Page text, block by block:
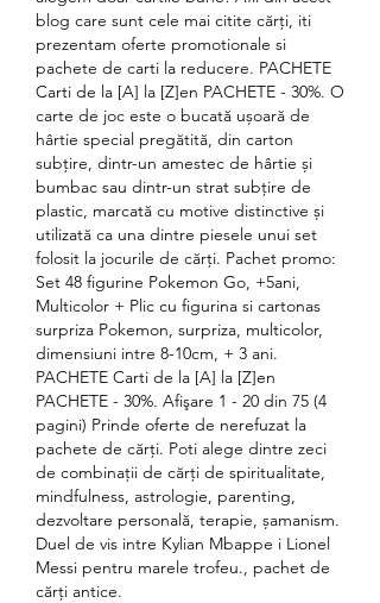
blog care sunt cele mai citite cărți, iti
prezentam oferte promotionale si
pachete de carti la reducere. PACHETE
Carti de la [A] la [Z]en PACHETE - 30%. O
carte de joc este o bucată ușoară de
hârtie special pregătită, din carton
subțire, dintr-un amestec de hârtie și
bumbac sau dintr-un strat subțire de
plastic, marcată cu motive distinctive și
utilizată ca una dintre piesele unui set
folosit la jocurile de cărți. Pachet promo:
Set 48 figurine Pokemon Go, +5ani,
Multicolor + Plic cu figurina si cartonas
surpriza Pokemon, surpriza, multicolor,
dimensiuni intre 8-10cm, + 3 ani.
PACHETE Carti de la [A] la [Z]en
PACHETE - 30%. Afişare 1 - 20 din 75 (4
pagini) Prinde oferte de nerefuzat la
pachete de cărți. Poti alege dintre zeci
de combinații de cărți de spiritualitate,
mindfulness, astrologie, parenting,
dezvoltare personală, terapie, șamanism.
Duel de vis intre Kylian Mbappe i Lionel
Messi pentru marele trofeu., pachet de
cărți antice.